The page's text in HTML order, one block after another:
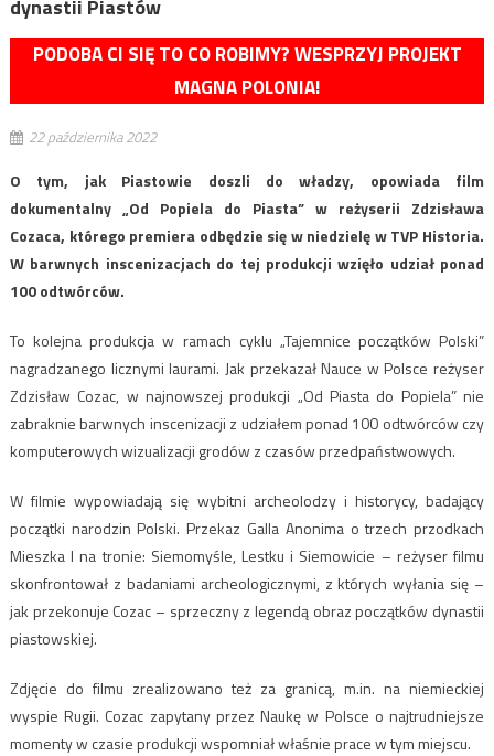
dynastii Piastów
PODOBA CI SIĘ TO CO ROBIMY? WESPRZYJ PROJEKT
MAGNA POLONIA!
22 października 2022
O tym, jak Piastowie doszli do władzy, opowiada film
dokumentalny „Od Popiela do Piasta” w reżyserii Zdzisława
Cozaca, którego premiera odbędzie się w niedzielę w TVP Historia.
W barwnych inscenizacjach do tej produkcji wzięło udział ponad
100 odtwórców.
To kolejna produkcja w ramach cyklu „Tajemnice początków Polski”
nagradzanego licznymi laurami. Jak przekazał Nauce w Polsce reżyser
Zdzisław Cozac, w najnowszej produkcji „Od Piasta do Popiela” nie
zabraknie barwnych inscenizacji z udziałem ponad 100 odtwórców czy
komputerowych wizualizacji grodów z czasów przedpaństwowych.
W filmie wypowiadają się wybitni archeolodzy i historycy, badający
początki narodzin Polski. Przekaz Galla Anonima o trzech przodkach
Mieszka I na tronie: Siemomyśle, Lestku i Siemowicie – reżyser filmu
skonfrontował z badaniami archeologicznymi, z których wyłania się –
jak przekonuje Cozac – sprzeczny z legendą obraz początków dynastii
piastowskiej.
Zdjęcie do filmu zrealizowano też za granicą, m.in. na niemieckiej
wyspie Rugii. Cozac zapytany przez Naukę w Polsce o najtrudniejsze
momenty w czasie produkcji wspomniał właśnie prace w tym miejscu.